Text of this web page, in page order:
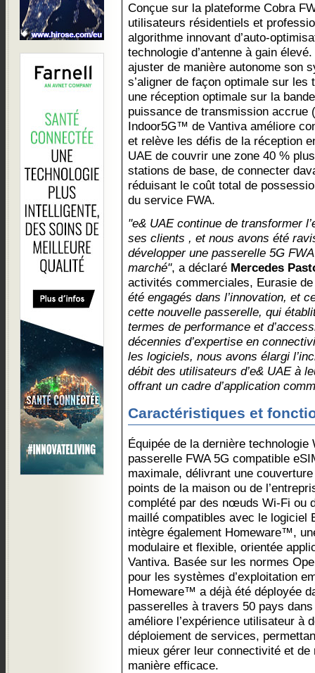
Conçue sur la plateforme Cobra
utilisateurs résidentiels et
algorithme innovant d’auto-
technologie d’antenne à gain
ajuster de manière autonome son
s’aligner de façon optimale sur les
une réception optimale sur la
puissance de transmission accrue
Indoor5G™ de Vantiva améliore
et relève les défis de la réception
UAE de couvrir une zone 40 %
stations de base, de connecter
réduisant le coût total de
du service FWA.
"e& UAE continue de transformer
ses clients , et nous avons été
développer une passerelle 5G
marché", a déclaré Mercedes
activités commerciales, Eurasie
été engagés dans l’innovation, et
cette nouvelle passerelle, qui
termes de performance et
décennies d’expertise en
les logiciels, nous avons élargi
débit des utilisateurs d’e& UAE à
offrant un cadre d’application
Caractéristiques et
Équipée de la dernière
passerelle FWA 5G compatible
maximale, délivrant une
points de la maison ou de
complété par des nœuds Wi-Fi ou
maillé compatibles avec le logiciel
intègre également Homeware™,
modulaire et flexible, orientée
Vantiva. Basée sur les normes
pour les systèmes d’exploitation
Homeware™ a déjà été déployée
passerelles à travers 50 pays
améliore l’expérience utilisateur à
déploiement de services,
mieux gérer leur connectivité et
manière efficace.